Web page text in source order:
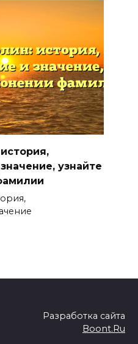
узнайте
Разработка сайта
Boont.Ru